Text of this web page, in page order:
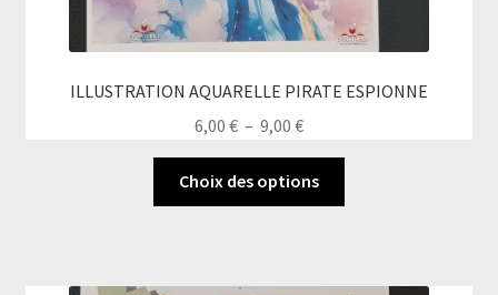
ILLUSTRATION AQUARELLE PIRATE ESPIONNE
6,00 € – 9,00 €Plage
prix :
6,00 €
Choix des options